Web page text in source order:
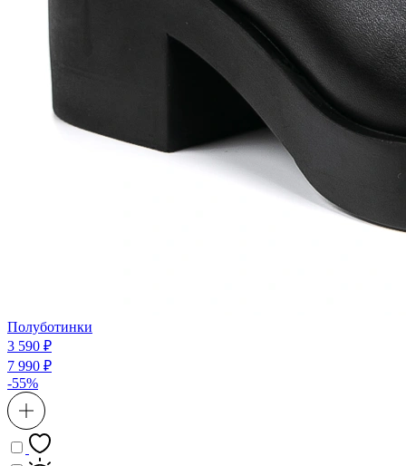
Полуботинки
3 590 ₽
7 990 ₽
-55%